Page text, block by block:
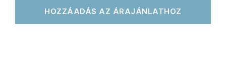
HOZZÁADÁS AZ ÁRAJÁNLATHOZ